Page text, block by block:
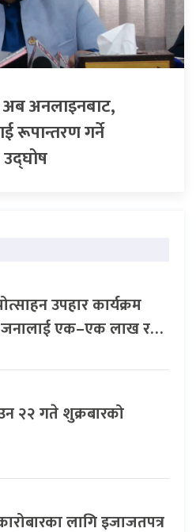
अनलाइनबाट,
रूपान्तरण गर्ने
उद्घोष
उपहार कार्यक्रम
एक–एक लाख र…
२२ गते शुक्रबारको
लागि इजाजतपत्र